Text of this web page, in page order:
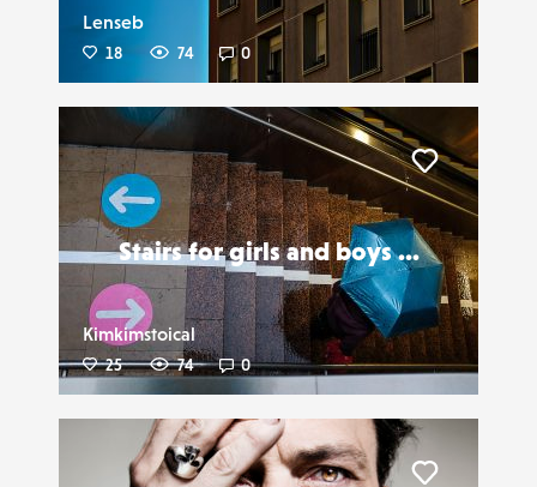
Lenseb
18 74 0
Stairs for girls and boys ...
Kimkimstoical
25 74 0
Liker